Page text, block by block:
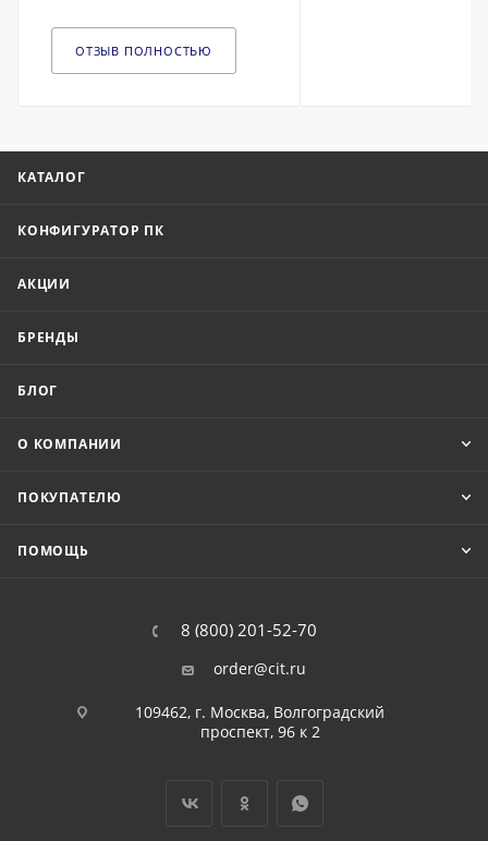
ОТЗЫВ ПОЛНОСТЬЮ
КАТАЛОГ
КОНФИГУРАТОР ПК
АКЦИИ
БРЕНДЫ
БЛОГ
О КОМПАНИИ
ПОКУПАТЕЛЮ
ПОМОЩЬ
8 (800) 201-52-70
order@cit.ru
109462, г. Москва, Волгоградский
проспект, 96 к 2